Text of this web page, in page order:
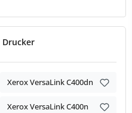
Xerox VersaLink C400dn
Xerox VersaLink C400n